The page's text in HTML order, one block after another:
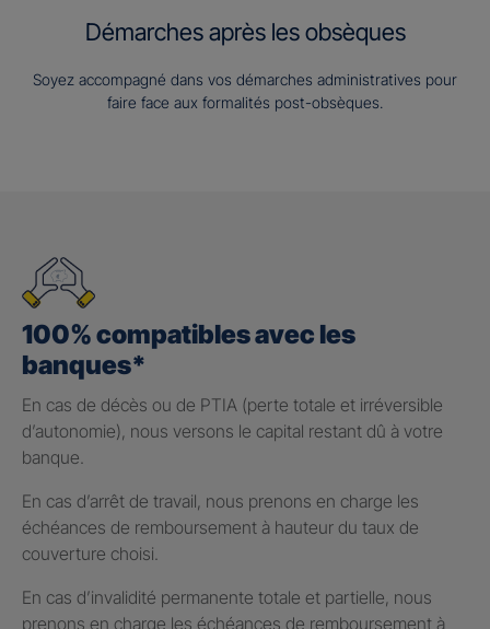
Démarches après les obsèques
Soyez accompagné dans vos démarches administratives pour
faire face aux formalités post-obsèques.
100% compatibles avec les
banques*
En cas de décès ou de PTIA (perte totale et irréversible
d’autonomie), nous versons le capital restant dû à votre
banque.
En cas d’arrêt de travail, nous prenons en charge les
échéances de remboursement à hauteur du taux de
couverture choisi.
En cas d’invalidité permanente totale et partielle, nous
prenons en charge les échéances de remboursement à